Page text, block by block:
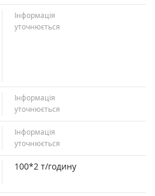
Інформація
уточнюється
Інформація
уточнюється
Інформація
уточнюється
100*2 т/годину